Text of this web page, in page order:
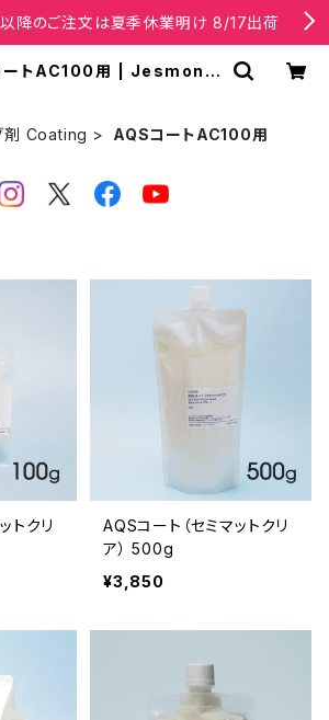
降のご注文は夏季休業明け 8/17出荷
ートAC100用 | Jesmonit
剤 Coating AQSコートAC100用
トクリ
AQSコート（セミマットクリ
ア） 500g
¥3,850